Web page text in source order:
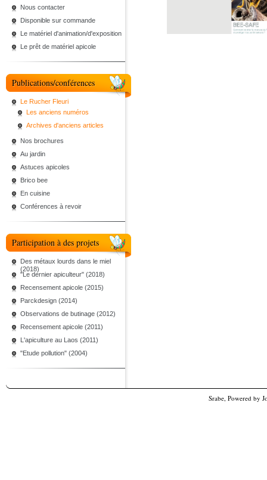
Nous contacter
Disponible sur commande
Le matériel d'animation/d'exposition
Le prêt de matériel apicole
Publications/conférences
Le Rucher Fleuri
Les anciens numéros
Archives d'anciens articles
Nos brochures
Au jardin
Astuces apicoles
Brico bee
En cuisine
Conférences à revoir
Participation à des projets
Des métaux lourds dans le miel
(2018)
"Le dernier apiculteur" (2018)
Recensement apicole (2015)
Parckdesign (2014)
Observations de butinage (2012)
Recensement apicole (2011)
L'apiculture au Laos (2011)
"Etude pollution" (2004)
Srabe, Powered by